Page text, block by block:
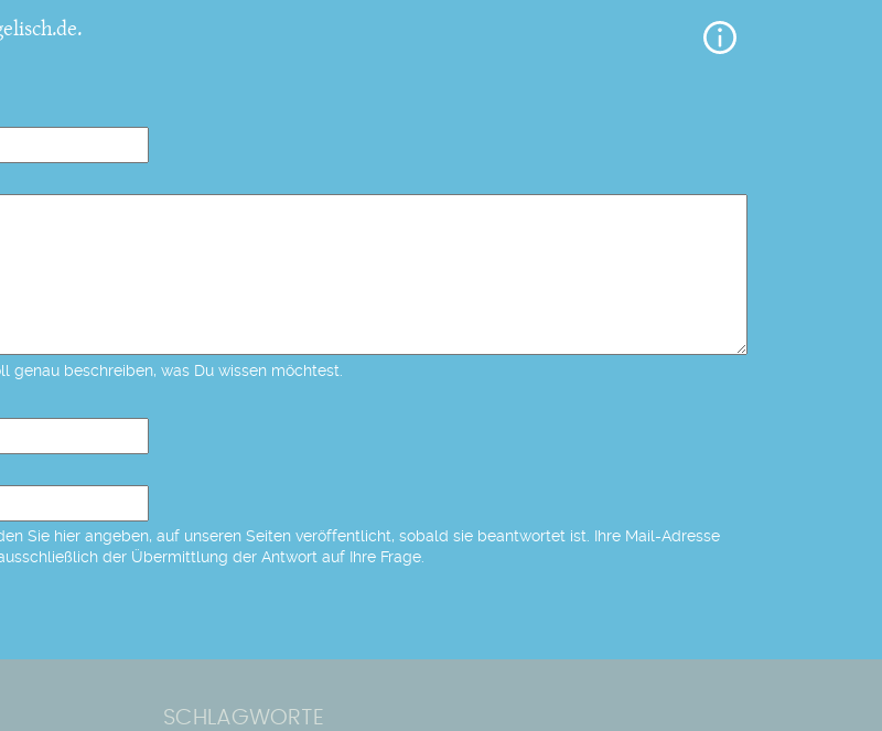
genau beschreiben, was Du wissen möchtest.
Sie hier angeben, auf unseren Seiten veröffentlicht, sobald sie beantwortet ist. Ihre Mail-Adresse
der Übermittlung der Antwort auf Ihre Frage.
SCHLAGWORTE